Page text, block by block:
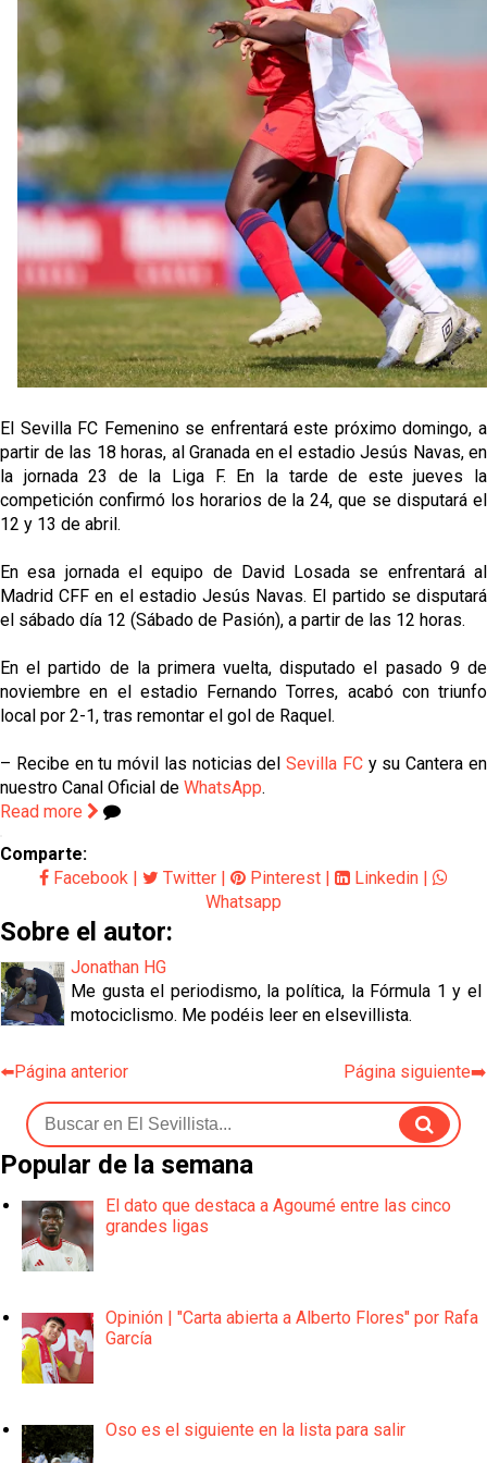
fichajes
Opinión | "Carta abierta a Alberto Flores" por Rafa
García
El Sevilla oficializa el traspaso de Sow
Miguel Sierra: La temporada pasada se vio
reflejado que podemos tirar para delante y
trabajamos con ilusión
Diomande ya es madridista mientras Rodri agita el
mercado
El Sevilla FC Femenino se enfrentará este próximo domingo, a
partir de las 18 horas, al Granada en el estadio Jesús Navas, en
la jornada 23 de la Liga F. En la tarde de este jueves la
competición confirmó los horarios de la 24, que se disputará el
12 y 13 de abril.
En esa jornada el equipo de David Losada se enfrentará al
Madrid CFF en el estadio Jesús Navas. El partido se disputará
el sábado día 12 (Sábado de Pasión), a partir de las 12 horas.
En el partido de la primera vuelta, disputado el pasado 9 de
noviembre en el estadio Fernando Torres, acabó con triunfo
local por 2-1, tras remontar el gol de Raquel.
– Recibe en tu móvil las noticias delSevilla FCy su Cantera en
nuestro Canal Oficial de WhatsApp.
Read more
Comparte:
Facebook
Twitter Pinterest Linkedin
Whatsapp
Sobre el autor:
Jonathan HG
Me gusta el periodismo, la política, la Fórmula 1 y el
motociclismo. Me podéis leer en elsevillista.
⬅️Página anterior Página siguiente➡️
Popular de la semana
El dato que destaca a Agoumé entre las cinco
grandes ligas
Opinión | "Carta abierta a Alberto Flores" por Rafa
García
Oso es el siguiente en la lista para salir